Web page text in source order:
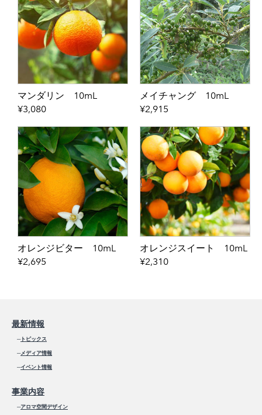
マンダリン 10mL
¥3,080
メイチャング 10mL
¥2,915
オレンジビター 10mL
¥2,695
オレンジスイート 10mL
¥2,310
最新情報
─トピックス
─メディア情報
─イベント情報
事業内容
─アロマ空間デザイン